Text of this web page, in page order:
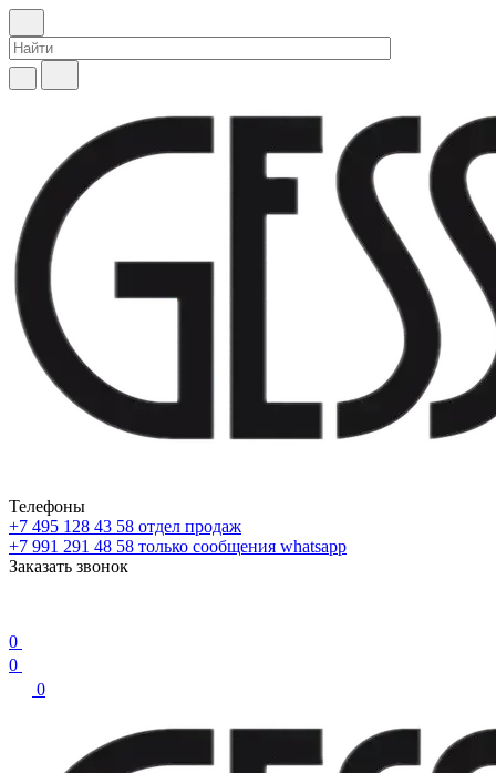
Телефоны
+7 495 128 43 58 отдел продаж
+7 991 291 48 58 только сообщения whatsapp
Заказать звонок
0
0
0